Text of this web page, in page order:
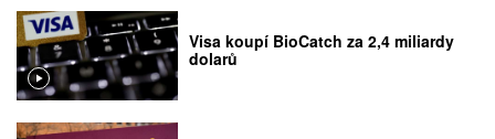
Visa koupí BioCatch za 2,4 miliardy
dolarů